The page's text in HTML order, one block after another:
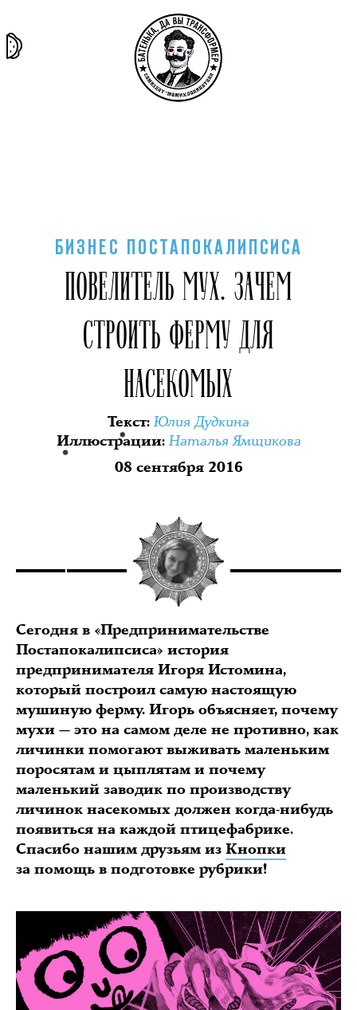
БИЗНЕС ПОСТАПОКАЛИПСИСА
ПОВЕЛИТЕЛЬ МУХ. ЗАЧЕМ
СТРОИТЬ ФЕРМУ ДЛЯ
НАСЕКОМЫХ
Текст:Юлия Дудкина
Иллюстрации:Наталья Ямщикова
08 сентября 2016
Сегодня в «Предпринимательстве
Постапокалипсиса» история
предпринимателя Игоря Истомина,
который построил самую настоящую
мушиную ферму. Игорь объясняет, почему
мухи — это на самом деле не противно, как
личинки помогают выживать маленьким
поросятам и цыплятам и почему
маленький заводик по производству
личинок насекомых должен когда-нибудь
появиться на каждой птицефабрике.
Спасибо нашим друзьям из Кнопки
за помощь в подготовке рубрики!